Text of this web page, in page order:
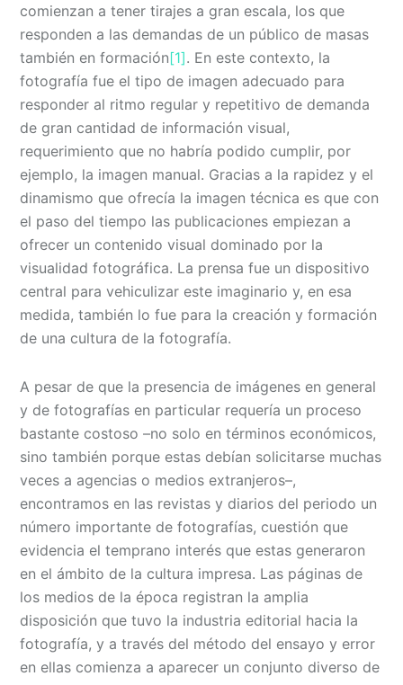
comienzan a tener tirajes a gran escala, los que
responden a las demandas de un público de masas
también en formación[1]. En este contexto, la
fotografía fue el tipo de imagen adecuado para
responder al ritmo regular y repetitivo de demanda
de gran cantidad de información visual,
requerimiento que no habría podido cumplir, por
ejemplo, la imagen manual. Gracias a la rapidez y el
dinamismo que ofrecía la imagen técnica es que con
el paso del tiempo las publicaciones empiezan a
ofrecer un contenido visual dominado por la
visualidad fotográfica. La prensa fue un dispositivo
central para vehiculizar este imaginario y, en esa
medida, también lo fue para la creación y formación
de una cultura de la fotografía.
A pesar de que la presencia de imágenes en general
y de fotografías en particular requería un proceso
bastante costoso –no solo en términos económicos,
sino también porque estas debían solicitarse muchas
veces a agencias o medios extranjeros–,
encontramos en las revistas y diarios del periodo un
número importante de fotografías, cuestión que
evidencia el temprano interés que estas generaron
en el ámbito de la cultura impresa. Las páginas de
los medios de la época registran la amplia
disposición que tuvo la industria editorial hacia la
fotografía, y a través del método del ensayo y error
en ellas comienza a aparecer un conjunto diverso de